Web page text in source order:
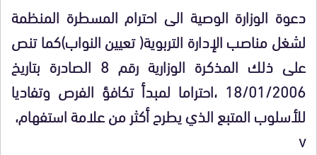
دعوة الوزارة الوصية الى احترام المسطرة المنظمة
لشغل مناصب الإدارة التربوية( تعيين النواب)كما تنص
على ذلك المذكرة الوزارية رقم 8 الصادرة بتاريخ
18/01/2006 ،احتراما لمبدأ تكافؤ الفرص وتفاديا
للأسلوب المتبع الذي يطرح أكثر من علامة استفهام،
v